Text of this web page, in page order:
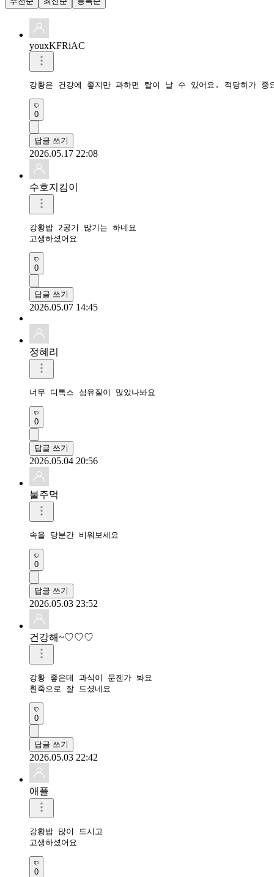
youxKFRiAC
강황은 건강에 좋지만 과하면 탈이 날 수 있어요. 적당히가 중
0
답글 쓰기
2026.05.17 22:08
수호지킴이
강황밥 2공기 많기는 하네요
고생하셨어요
0
답글 쓰기
2026.05.07 14:45
정혜리
너무 디톡스 섬유질이 많았나봐요
0
답글 쓰기
2026.05.04 20:56
불주먹
속을 당분간 비워보세요
0
답글 쓰기
2026.05.03 23:52
건강해~♡♡♡
강황 좋은데 과식이 문젠가 봐요
흰죽으로 잘 드셨네요
0
답글 쓰기
2026.05.03 22:42
애플
강황밥 많이 드시고
고생하셨어요
0